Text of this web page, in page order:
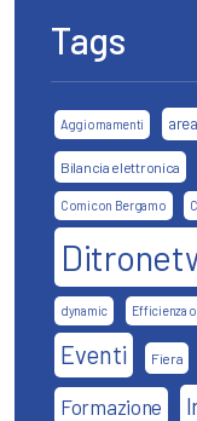
Tags
Aggiornamenti
Bilancia elettronica
Comicon Bergamo
dynamic Efficienza
Eventi Fiera
Formazione